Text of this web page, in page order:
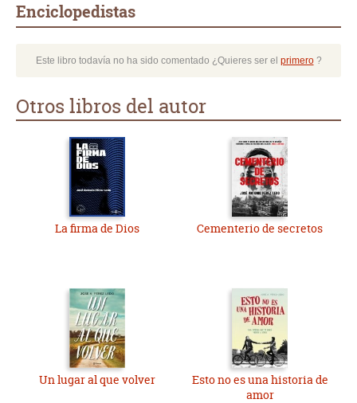
Enciclopedistas
Este libro todavía no ha sido comentado ¿Quieres ser el primero?
Otros libros del autor
La firma de Dios Cementerio de secretos
Un lugar al que volver
Esto no es una historia de
amor